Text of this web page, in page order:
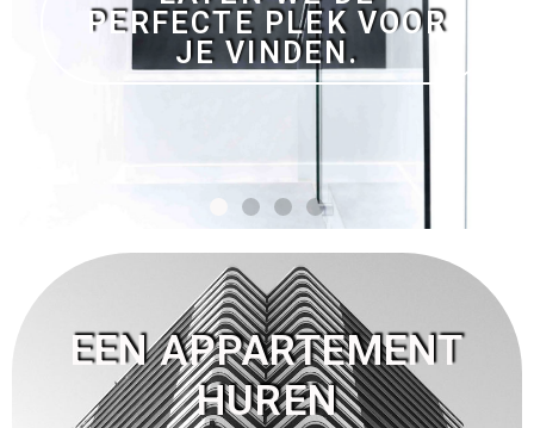
EEN APPARTEMENT
HUREN